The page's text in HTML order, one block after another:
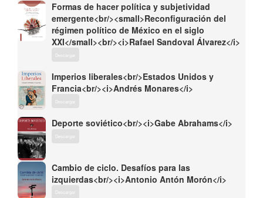
Formas de hacer política y subjetividad
emergente<br/><small>Reconfiguración del
régimen político de México en el siglo
XXI</small><br/><i>Rafael Sandoval Álvarez</i>
Descargar
Imperios liberales<br/>Estados Unidos y
Francia<br/><i>Andrés Monares</i>
Descargar
Deporte soviético<br/><i>Gabe Abrahams</i>
Descargar
Cambio de ciclo. Desafíos para las
izquierdas<br/><i>Antonio Antón Morón</i>
Descargar